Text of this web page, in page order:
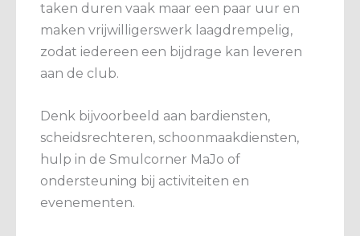
taken duren vaak maar een paar uur en
maken vrijwilligerswerk laagdrempelig,
zodat iedereen een bijdrage kan leveren
aan de club.
Denk bijvoorbeeld aan bardiensten,
scheidsrechteren, schoonmaakdiensten,
hulp in de Smulcorner MaJo of
ondersteuning bij activiteiten en
evenementen.